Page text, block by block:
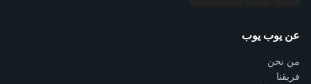
عن يوب يوب
من نحن
فريقنا